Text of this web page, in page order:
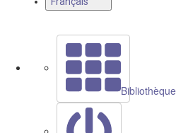
Bibliothèque